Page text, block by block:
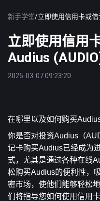
新手学堂/立即使用信用卡或
立即使用信用
Audius
2025-03-07 09:23:20
在哪里以及如何购买
你是否对投资Audius（
记卡购买Audius已经成为
式，尤其是通过各种在线
松购买Audius的便利性，
密市场，使他们能够轻松
们将指导您如何使用信用